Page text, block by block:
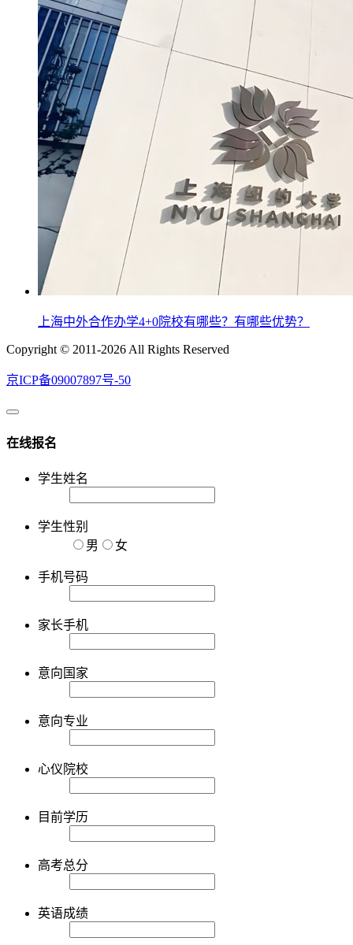
上海中外合作办学4+0院校有哪些？有哪些优势？
Copyright © 2011-2026 All Rights Reserved
京ICP备09007897号-50
在线报名
学生姓名
学生性别
男
女
手机号码
家长手机
意向国家
意向专业
心仪院校
目前学历
高考总分
英语成绩